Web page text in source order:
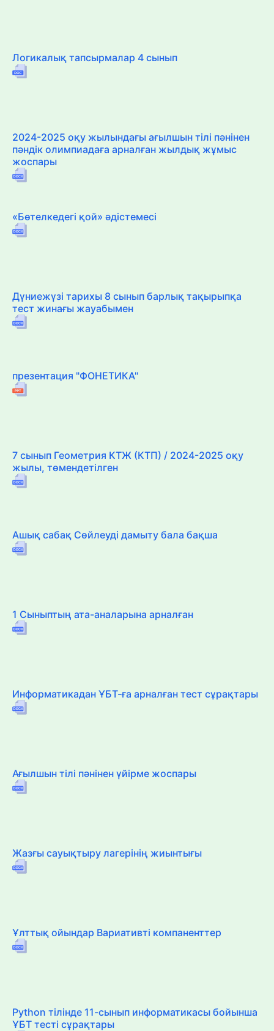
Логикалық тапсырмалар 4 сынып
2024-2025 оқу жылындағы ағылшын тілі пәнінен
пәндік олимпиадаға арналған жылдық жұмыс
жоспары
«Бөтелкедегі қой» әдістемесі
Дүниежүзі тарихы 8 сынып барлық тақырыпқа
тест жинағы жауабымен
презентация "ФОНЕТИКА"
7 сынып Геометрия КТЖ (КТП) / 2024-2025 оқу
жылы, төмендетілген
Ашық сабақ Сөйлеуді дамыту бала бақша
1 Сыныптың ата-аналарына арналған
Информатикадан ҰБТ-ға арналған тест сұрақтары
Ағылшын тілі пәнінен үйірме жоспары
Жазғы сауықтыру лагерінің жиынтығы
Ұлттық ойындар Вариативті компаненттер
Python тілінде 11-сынып информатикасы бойынша
ҰБТ тесті сұрақтары